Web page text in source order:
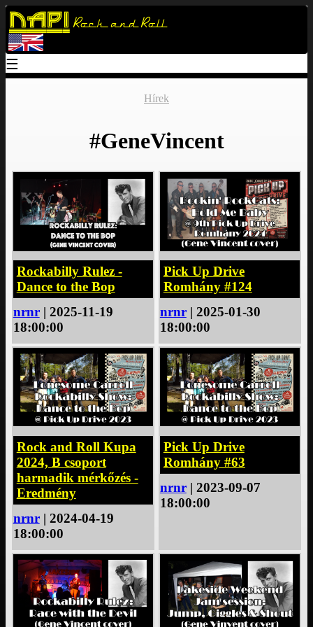
Napi Rock and Roll
☰
Hírek
#GeneVincent
Rockabilly Rulez -
Dance to the Bop
nrnr| 2025-11-19
18:00:00
Pick Up Drive
Romhány #124
nrnr| 2025-01-30
18:00:00
Rock and Roll Kupa
2024, B csoport
harmadik mérkőzés -
Eredmény
nrnr| 2024-04-19
18:00:00
Pick Up Drive
Romhány #63
nrnr| 2023-09-07
18:00:00